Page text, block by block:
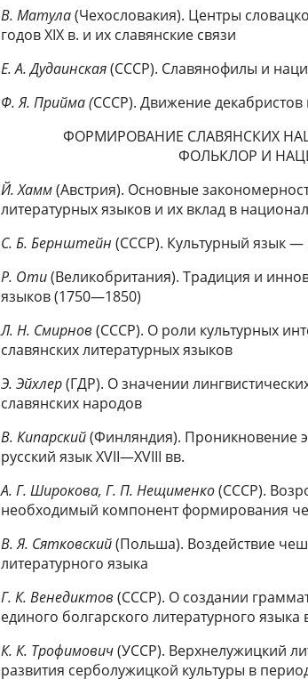
В. Матула(Чехословакия). Центры
годов XIX в. и их славянские связи
Е. А. Дудаинская(СССР). Славянофилы и
Ф. Я. Прийма (СССР). Движение декабристов
ФОРМИРОВАНИЕ СЛАВЯНСКИХ
ФОЛЬКЛОР И
Й. Хамм(Австрия). Основные
литературных языков и их вклад в
С. Б. Бернштейн (СССР). Культурный язык
Р. Оти(Великобритания). Традиция и
языков (1750—1850)
Л. Н. Смирнов (СССР). О роли культурных
славянских литературных языков
Э. Эйхлер(ГДР). О значении
славянских народов
В. Кипарский(Финляндия). Проникновение
русский язык XVII—XVIII вв.
A. Г. Широкова, Г. П. Нещименко(СССР).
необходимый компонент фор­мирования
B. Я. Сятковский(Польша). Воздействие
литературного языка
Г. К. Венедиктов (СССР). О создании
единого болгарского литера­турного
К. К. Трофимович(УССР). Верхнелужицкий
развития серболужицкой культуры в